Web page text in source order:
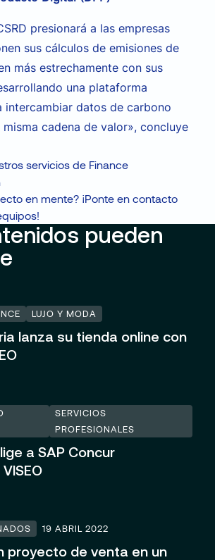
presionará a las empresas
sus cálculos de emisiones de
más estrechamente con sus
una plataforma
intercambiar datos de carbono
cadena de valor», concluye
servicios de Finance
en mente? ¡Ponte en contacto
pueden
LUJO Y MODA
lanza su tienda online con
SERVICIOS
PROFESIONALES
a SAP Concur
19 ABRIL 2022
proyecto de venta en un